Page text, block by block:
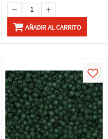
AÑADIR AL CARRITO